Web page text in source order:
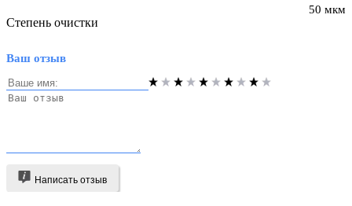
Степень очистки
50 мкм
Ваш отзыв
Написать отзыв